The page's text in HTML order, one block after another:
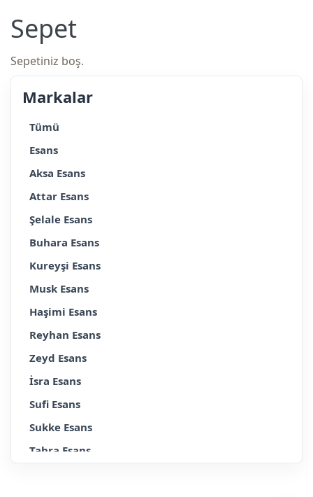
Sepet
Sepetiniz boş.
Markalar
Tümü
Esans
Aksa Esans
Attar Esans
Şelale Esans
Buhara Esans
Kureyşi Esans
Musk Esans
Haşimi Esans
Reyhan Esans
Zeyd Esans
İsra Esans
Sufi Esans
Sukke Esans
Tahra Esans